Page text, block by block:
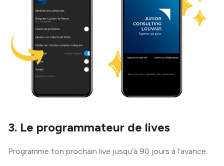
3. Le programmateur de lives
Programme ton prochain live jusqu’à 90 jours à l’avance.